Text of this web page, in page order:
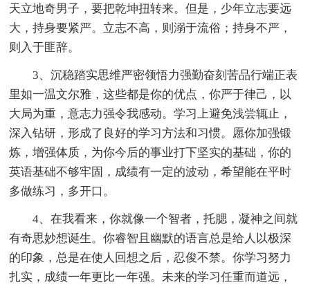
天立地奇男子，要把乾坤扭转来。但是，少年立志要远
大，持身要紧严。立志不高，则溺于流俗；持身不严，
则入于匪辞。
3、沉稳踏实思维严密领悟力强勤奋刻苦品行端正表
里如一温文尔雅，这些都是你的优点，你严于律己，以
大局为重，意志力强令我感动。学习上避免浅尝辄止，
深入钻研，形成了良好的学习方法和习惯。愿你加强锻
炼，增强体质，为你今后的事业打下坚实的基础，你的
英语基础不够牢固，成绩有一定的波动，希望能在平时
多做练习，多开口。
4、在我看来，你就像一个智者，托腮，凝神之间就
有奇思妙想诞生。你睿智且幽默的语言总是给人以极深
的印象，总是在使人回想之后，忍俊不禁。你学习努力
扎实，成绩一年更比一年强。未来的学习任重而道远，